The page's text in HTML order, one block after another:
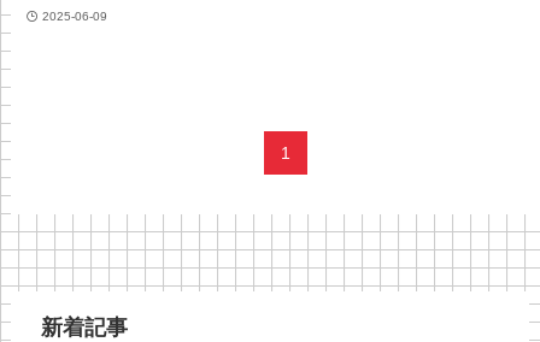
2025-06-09
1
新着記事